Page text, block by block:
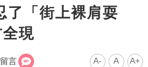
「街上裸肩耍
現
留言 A- A A+